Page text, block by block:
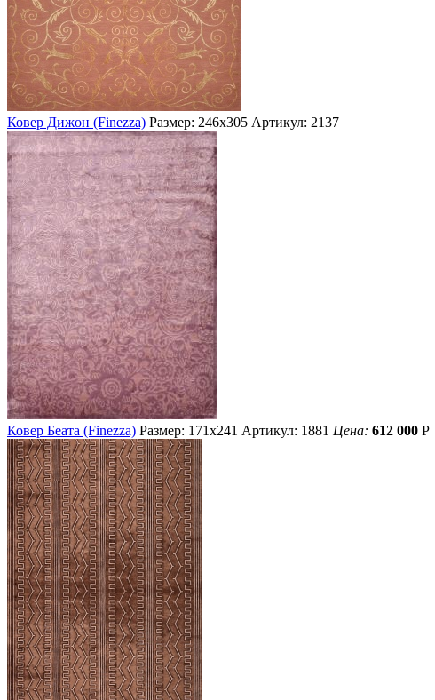
Ковер Дижон (Finezza) Размер: 246х305 Артикул: 2137
Ковер Беата (Finezza) Размер: 171х241 Артикул: 1881 Цена: 612 000 Р